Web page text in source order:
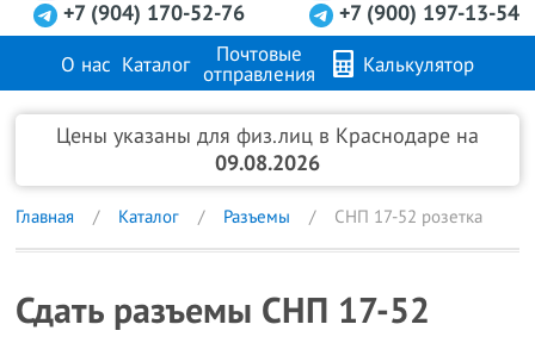
+7 (904) 170-52-76
+7 (900) 197-13-54
О нас Каталог
Почтовые
отправления
Калькулятор
Продажа металлов Контакты
Цены указаны для физ.лиц в Краснодаре на
09.08.2026
Главная Каталог Разъемы СНП 17-52 розетка
Сдать разъемы СНП 17-52